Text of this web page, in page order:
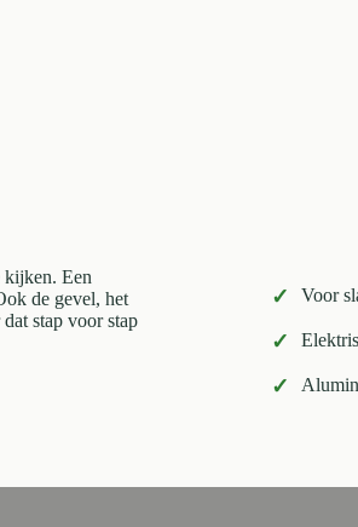
kijken. Een
de gevel, het
stap voor stap
✓ Voor
✓
✓